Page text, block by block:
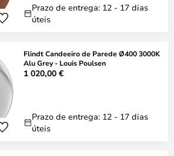
Prazo de entrega: 12 - 17 dias
úteis
Flindt Candeeiro de Parede Ø400 3000K
Alu Grey - Louis Poulsen
1 020,00 €
Prazo de entrega: 12 - 17 dias
úteis